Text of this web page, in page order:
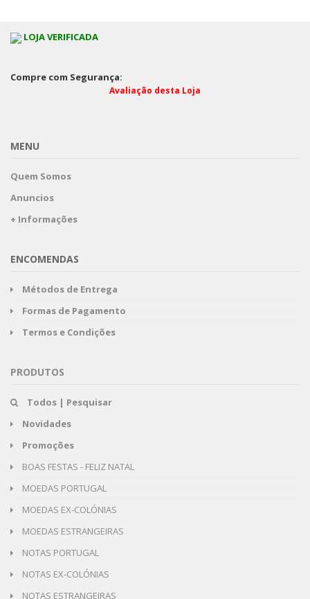
LOJA VERIFICADA
Compre com Segurança:
Avaliação desta Loja
MENU
Quem Somos
Anuncios
+ Informações
ENCOMENDAS
Métodos de Entrega
Formas de Pagamento
Termos e Condições
PRODUTOS
Todos | Pesquisar
Novidades
Promoções
BOAS FESTAS - FELIZ NATAL
MOEDAS PORTUGAL
MOEDAS EX-COLÓNIAS
MOEDAS ESTRANGEIRAS
NOTAS PORTUGAL
NOTAS EX-COLÓNIAS
NOTAS ESTRANGEIRAS